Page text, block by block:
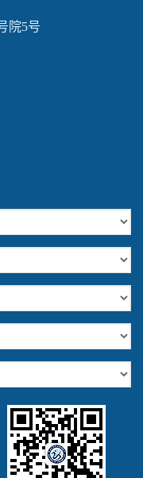
院5号